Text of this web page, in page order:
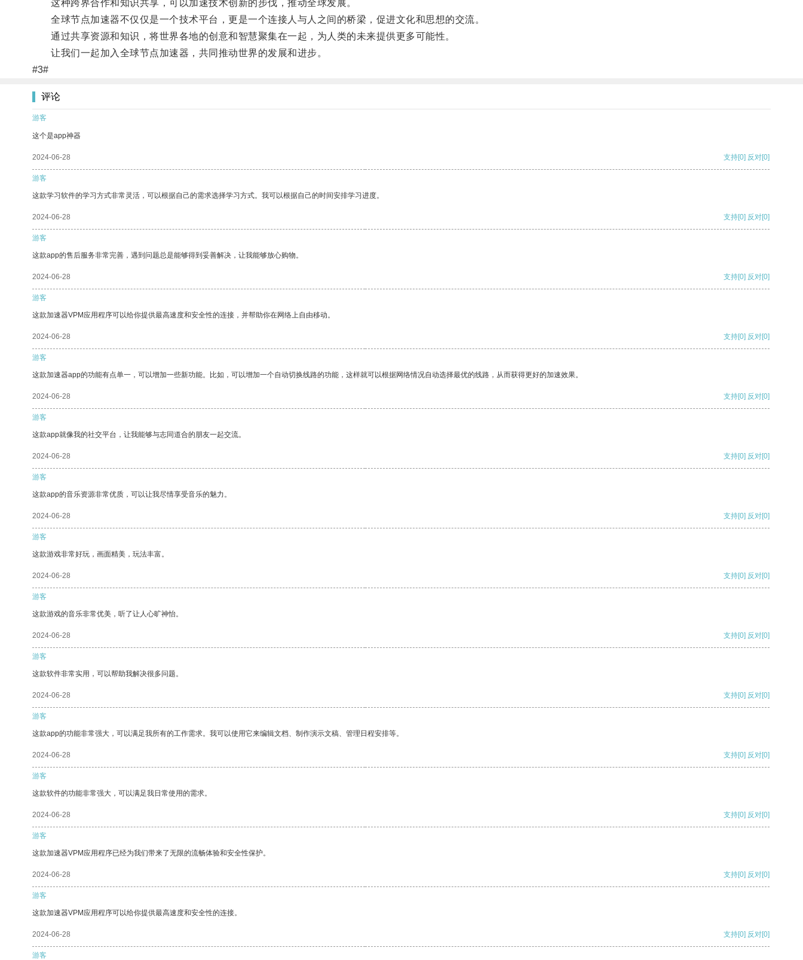
这种跨界合作和知识共享，可以加速技术创新的步伐，推动全球发展。
全球节点加速器不仅仅是一个技术平台，更是一个连接人与人之间的桥梁，促进文化和思想的交流。
通过共享资源和知识，将世界各地的创意和智慧聚集在一起，为人类的未来提供更多可能性。
让我们一起加入全球节点加速器，共同推动世界的发展和进步。
#3#
评论
游客
这个是app神器
2024-06-28 支持[0] 反对[0]
游客
这款学习软件的学习方式非常灵活，可以根据自己的需求选择学习方式。我可以根据自己的时间安排学习进度。
2024-06-28 支持[0] 反对[0]
游客
这款app的售后服务非常完善，遇到问题总是能够得到妥善解决，让我能够放心购物。
2024-06-28 支持[0] 反对[0]
游客
这款加速器VPM应用程序可以给你提供最高速度和安全性的连接，并帮助你在网络上自由移动。
2024-06-28 支持[0] 反对[0]
游客
这款加速器app的功能有点单一，可以增加一些新功能。比如，可以增加一个自动切换线路的功能，这样就可以根据网络情况自动选择最优的线路，从而获得更好的加速效果。
2024-06-28 支持[0] 反对[0]
游客
这款app就像我的社交平台，让我能够与志同道合的朋友一起交流。
2024-06-28 支持[0] 反对[0]
游客
这款app的音乐资源非常优质，可以让我尽情享受音乐的魅力。
2024-06-28 支持[0] 反对[0]
游客
这款游戏非常好玩，画面精美，玩法丰富。
2024-06-28 支持[0] 反对[0]
游客
这款游戏的音乐非常优美，听了让人心旷神怡。
2024-06-28 支持[0] 反对[0]
游客
这款软件非常实用，可以帮助我解决很多问题。
2024-06-28 支持[0] 反对[0]
游客
这款app的功能非常强大，可以满足我所有的工作需求。我可以使用它来编辑文档、制作演示文稿、管理日程安排等。
2024-06-28 支持[0] 反对[0]
游客
这款软件的功能非常强大，可以满足我日常使用的需求。
2024-06-28 支持[0] 反对[0]
游客
这款加速器VPM应用程序已经为我们带来了无限的流畅体验和安全性保护。
2024-06-28 支持[0] 反对[0]
游客
这款加速器VPM应用程序可以给你提供最高速度和安全性的连接。
2024-06-28 支持[0] 反对[0]
游客